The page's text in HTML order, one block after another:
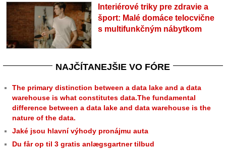
Interiérové triky pre zdravie a
šport: Malé domáce telocvične
s multifunkčným nábytkom
NAJČÍTANEJŠIE VO FÓRE
The primary distinction between a data lake and a data
warehouse is what constitutes data.The fundamental
difference between a data lake and data warehouse is the
nature of the data.
Jaké jsou hlavní výhody pronájmu auta
Du får op til 3 gratis anlægsgartner tilbud